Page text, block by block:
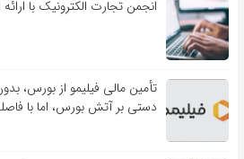
انجمن تجارت الکترونیک با
تأمین مالی فیلیمو از بورس،
دستی بر آتش بورس، اما با